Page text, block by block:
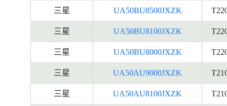
三星 UA50BU8500JXZK
三星 UA50BU8100JXZK
三星 UA50BU8000JXZK
三星 UA50AU9000JXZK
三星 UA50AU8100JXZK